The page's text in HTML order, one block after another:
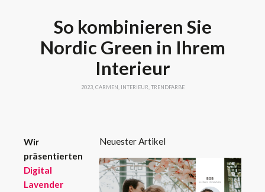
So kombinieren Sie
Nordic Green in Ihrem
Interieur
2023, CARMEN INTERIEUR TRENDFARBE
Wir
präsentierten
Digital
Lavender
Neuester Artikel